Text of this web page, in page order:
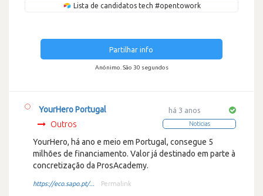
Lista de candidatos tech #opentowork
Partilhar info
Anónimo. São 30 segundos
há 3 anos
Noticias
YourHero Portugal
Outros
YourHero, há ano e meio em Portugal, consegue 5
milhões de financiamento. Valor já destinado em parte à
concretização da ProsAcademy.
https://eco.sapo.pt/... Permalink